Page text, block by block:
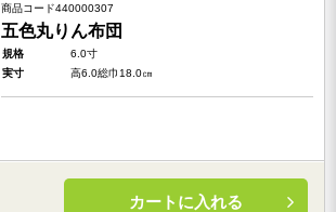
商品コード440000307
五色丸りん布団
規格
6.0寸
実寸
高6.0総巾18.0㎝
カートに入れる